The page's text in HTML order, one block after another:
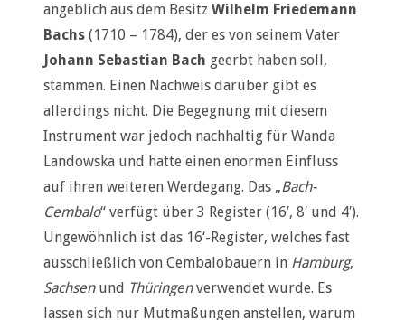
angeblich aus dem Besitz Wilhelm Friedemann
Bachs (1710 – 1784), der es von seinem Vater
Johann Sebastian Bach geerbt haben soll,
stammen. Einen Nachweis darüber gibt es
allerdings nicht. Die Begegnung mit diesem
Instrument war jedoch nachhaltig für Wanda
Landowska und hatte einen enormen Einfluss
auf ihren weiteren Werdegang. Das „Bach-
Cembalo“ verfügt über 3 Register (16′, 8′ und 4′).
Ungewöhnlich ist das 16‘-Register, welches fast
ausschließlich von Cembalobauern in Hamburg,
Sachsenund Thüringenverwendet wurde. Es
lassen sich nur Mutmaßungen anstellen, warum